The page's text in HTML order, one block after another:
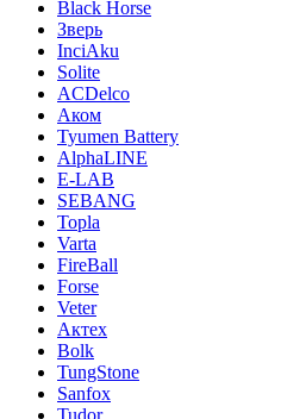
Black Horse
Зверь
InciAku
Solite
ACDelco
Аком
Tyumen Battery
AlphaLINE
E-LAB
SEBANG
Topla
Varta
FireBall
Forse
Veter
Актех
Bolk
TungStone
Sanfox
Tudor